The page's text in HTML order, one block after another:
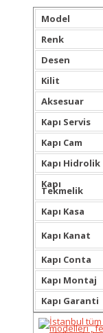
Model
Renk
Desen
Kilit
Aksesuar
Kapı Servis
Kapı Cam
Kapı Hidrolik
Kapı
Tekmelik
Kapı Kasa
Kapı Kanat
Kapı Conta
Kapı Montaj
Kapı Garanti